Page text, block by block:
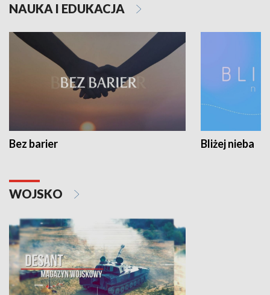
NAUKA I EDUKACJA
Bez barier Bliżej nieba
WOJSKO